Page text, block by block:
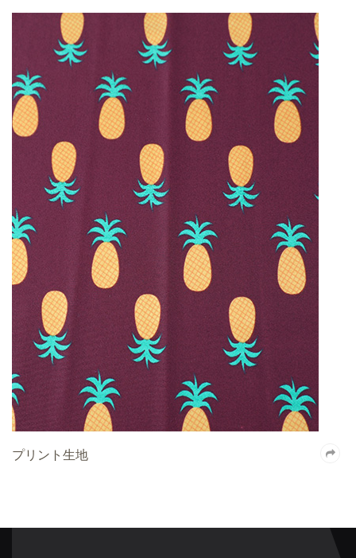
プリント生地